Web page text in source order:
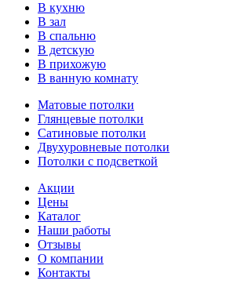
В кухню
В зал
В спальню
В детскую
В прихожую
В ванную комнату
Матовые потолки
Глянцевые потолки
Сатиновые потолки
Двухуровневые потолки
Потолки с подсветкой
Акции
Цены
Каталог
Наши работы
Отзывы
О компании
Контакты